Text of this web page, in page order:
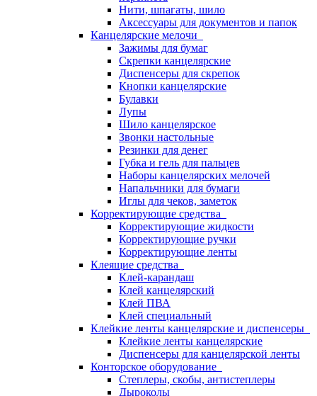
Нити, шпагаты, шило
Аксессуары для документов и папок
Канцелярские мелочи
Зажимы для бумаг
Скрепки канцелярские
Диспенсеры для скрепок
Кнопки канцелярские
Булавки
Лупы
Шило канцелярское
Звонки настольные
Резинки для денег
Губка и гель для пальцев
Наборы канцелярских мелочей
Напальчники для бумаги
Иглы для чеков, заметок
Корректирующие средства
Корректирующие жидкости
Корректирующие ручки
Корректирующие ленты
Клеящие средства
Клей-карандаш
Клей канцелярский
Клей ПВА
Клей специальный
Клейкие ленты канцелярские и диспенсеры
Клейкие ленты канцелярские
Диспенсеры для канцелярской ленты
Конторское оборудование
Степлеры, скобы, антистеплеры
Дыроколы